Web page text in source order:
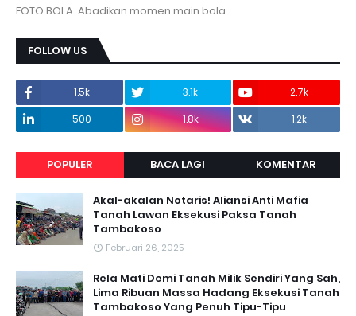
FOTO BOLA. Abadikan momen main bola
FOLLOW US
1.5k 3.1k
2.7k
500
1.8k 1.2k
POPULER BACA LAGI KOMENTAR
Akal-akalan Notaris! Aliansi Anti Mafia
Tanah Lawan Eksekusi Paksa Tanah
Tambakoso
Februari 26, 2025
Rela Mati Demi Tanah Milik Sendiri Yang Sah,
Lima Ribuan Massa Hadang Eksekusi Tanah
Tambakoso Yang Penuh Tipu-Tipu